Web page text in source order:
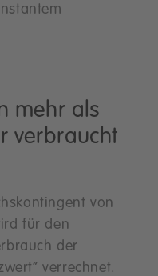
mehr als
verbraucht
von
für den
der
verrechnet.